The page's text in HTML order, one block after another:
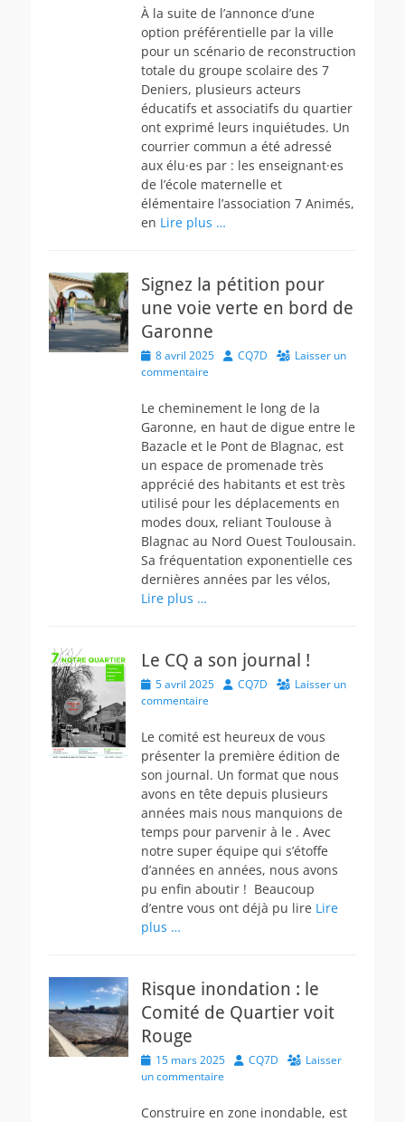
À la suite de l’annonce d’une
option préférentielle par la ville
pour un scénario de reconstruction
totale du groupe scolaire des 7
Deniers, plusieurs acteurs
éducatifs et associatifs du quartier
ont exprimé leurs inquiétudes. Un
courrier commun a été adressé
aux élu·es par : les enseignant·es
de l’école maternelle et
élémentaire l’association 7 Animés,
en Lire plus …
Signez la pétition pour
une voie verte en bord de
Garonne
Posted
on
8 avril 2025 Author
CQ7D
Laisser un
commentaire
Le cheminement le long de la
Garonne, en haut de digue entre le
Bazacle et le Pont de Blagnac, est
un espace de promenade très
apprécié des habitants et est très
utilisé pour les déplacements en
modes doux, reliant Toulouse à
Blagnac au Nord Ouest Toulousain.
Sa fréquentation exponentielle ces
dernières années par les vélos,
Lire plus …
Le CQ a son journal !
Posted
on
5 avril 2025 Author
CQ7D
Laisser un
commentaire
Le comité est heureux de vous
présenter la première édition de
son journal. Un format que nous
avons en tête depuis plusieurs
années mais nous manquions de
temps pour parvenir à le . Avec
notre super équipe qui s’étoffe
d’années en années, nous avons
pu enfin aboutir ! Beaucoup
d’entre vous ont déjà pu lire Lire
plus …
Risque inondation : le
Comité de Quartier voit
Rouge
Posted
on
15 mars 2025 Author
CQ7D
Laisser
un commentaire
Construire en zone inondable, est